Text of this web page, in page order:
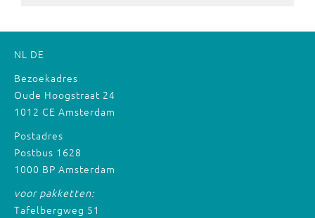
NL DE
Bezoekadres
Oude Hoogstraat 24
1012 CE Amsterdam
Postadres
Postbus 1628
1000 BP Amsterdam
voor pakketten:
Tafelbergweg 51